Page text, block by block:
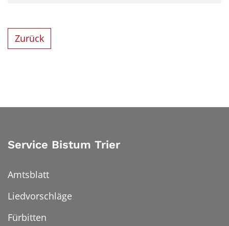
Zurück
Service Bistum Trier
Amtsblatt
Liedvorschläge
Fürbitten